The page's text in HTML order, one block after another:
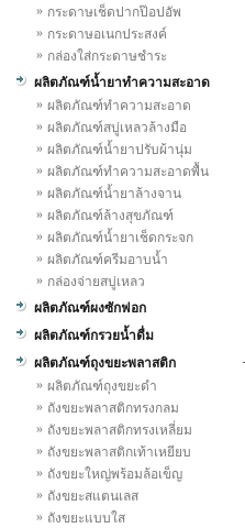
» กระดาษเช็ดปากป๊อปอัพ
» กระดาษอเนกประสงค์
» กล่องใส่กระดาษชำระ
ผลิตภัณฑ์น้ำยาทำความสะอาด
» ผลิตภัณฑ์ทำความสะอาด
» ผลิตภัณฑ์สบู่เหลวล้างมือ
» ผลิตภัณฑ์น้ำยาปรับผ้านุ่ม
» ผลิตภัณฑ์ทำความสะอาดพื้น
» ผลิตภัณฑ์น้ำยาล้างจาน
» ผลิตภัณฑ์ล้างสุขภัณฑ์
» ผลิตภัณฑ์น้ำยาเช็ดกระจก
» ผลิตภัณฑ์ครีมอาบน้ำ
» กล่องจ่ายสบู่เหลว
ผลิตภัณฑ์ผงซักฟอก
ผลิตภัณฑ์กรวยน้ำดื่ม
ผลิตภัณฑ์ถุงขยะพลาสติก
» ผลิตภัณฑ์ถุงขยะดำ
» ถังขยะพลาสติกทรงกลม
» ถังขยะพลาสติกทรงเหลี่ยม
» ถังขยะพลาสติกเท้าเหยียบ
» ถังขยะใหญ่พร้อมล้อเข็ญ
» ถังขยะสแตนเลส
» ถังขยะแบบใส